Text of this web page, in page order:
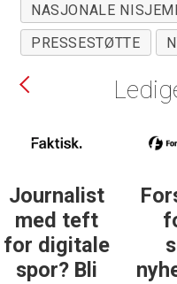
NASJONALE
PRESSESTØTTE
DN søker
datajournalist
i fast
stilling